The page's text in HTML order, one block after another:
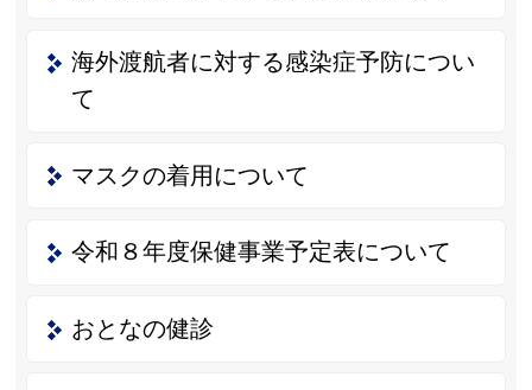
海外渡航者に対する感染症予防につい
て
マスクの着用について
令和８年度保健事業予定表について
おとなの健診